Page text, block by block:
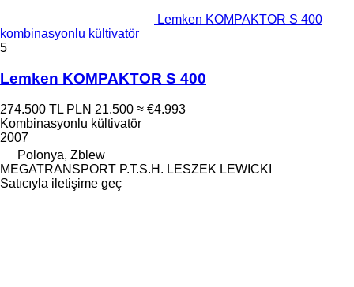
Lemken KOMPAKTOR S 400
kombinasyonlu kültivatör
5
Lemken KOMPAKTOR S 400
274.500 TL PLN 21.500 ≈ €4.993
Kombinasyonlu kültivatör
2007
Polonya, Zblew
MEGATRANSPORT P.T.S.H. LESZEK LEWICKI
Satıcıyla iletişime geç